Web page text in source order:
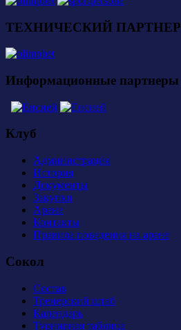
ТЕХНИЧЕСКИЙ ПАРТНЕР
Информационные партнеры
Клуб
Администрация
История
Документы
Закупки
Арена
Контакты
Правила поведения на арене
Сокол
Состав
Тренерский штаб
Календарь
Турнирная таблица